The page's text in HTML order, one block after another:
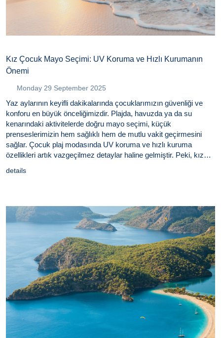
Kız Çocuk Mayo Seçimi: UV Koruma ve Hızlı Kurumanın
Önemi
Monday 29 September 2025
Yaz aylarının keyifli dakikalarında çocuklarımızın güvenliği ve
konforu en büyük önceliğimizdir. Plajda, havuzda ya da su
kenarındaki aktivitelerde doğru mayo seçimi, küçük
prenseslerimizin hem sağlıklı hem de mutlu vakit geçirmesini
sağlar. Çocuk plaj modasında UV koruma ve hızlı kuruma
özellikleri artık vazgeçilmez detaylar haline gelmiştir. Peki, kız
çocuğunuzun plaj keyfi için bilmeniz gereken her şeyi
details